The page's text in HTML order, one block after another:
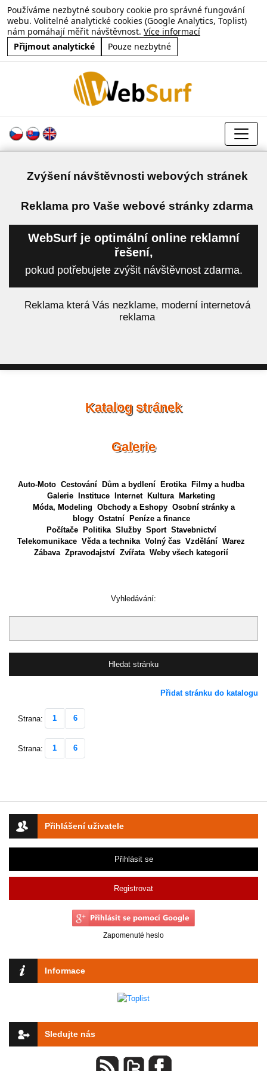
Používáme nezbytné soubory cookie pro správné fungování
webu. Volitelné analytické cookies (Google Analytics, Toplist)
nám pomáhají měřit návštěvnost. Více informací
Přijmout analytické
Pouze nezbytné
Zvýšení návštěvnosti webových stránek
Reklama pro Vaše webové stránky zdarma
WebSurf je optimální online reklamní
řešení,
pokud potřebujete zvýšit návštěvnost zdarma.
Reklama která Vás nezklame, moderní internetová
reklama
Přihlášení uživatele
Přihlásit se
Registrovat
Zapomenuté heslo
Informace
Sledujte nás
Katalog stránek
Galerie
Auto-Moto Cestování Dům a bydlení Erotika
Filmy a hudba
Galerie
Instituce Internet Kultura
Marketing
Móda, Modeling Obchody a Eshopy Osobní stránky a
blogy Ostatní
Peníze a finance
Počítače
Politika Služby Sport Stavebnictví
Telekomunikace Věda a technika Volný čas Vzdělání Warez
Zábava Zpravodajství Zvířata Weby všech kategorií
Vyhledávání:
Přidat stránku do katalogu
Strana: 1 6
Strana: 1 6